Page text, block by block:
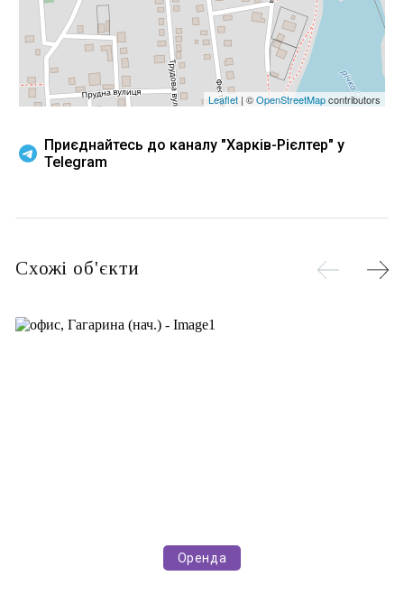
Leaflet | ©OpenStreetMapcontributors
Приєднайтесь до каналу "Харків-Рієлтер" у
Telegram
Схожі об'єкти
Оренда